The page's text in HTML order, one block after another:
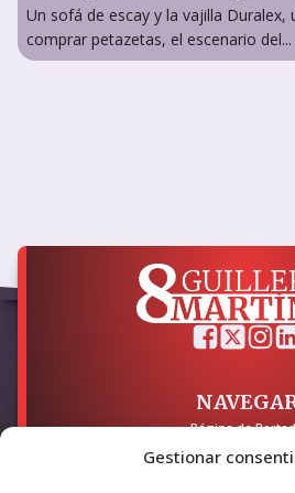
Gestionar
Un sofá de escay y la vajilla Duralex,
comprar petazetas, el escenario del...
Página de